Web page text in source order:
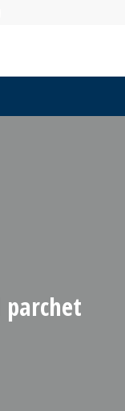
parchet